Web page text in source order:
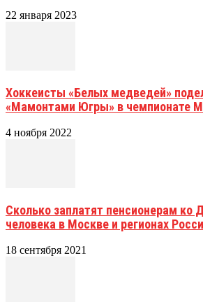
22 января 2023
Хоккеисты «Белых медведей»
«Мамонтами Югры» в чемпионате
4 ноября 2022
Сколько заплатят пенсионерам ко
человека в Москве и регионах
18 сентября 2021